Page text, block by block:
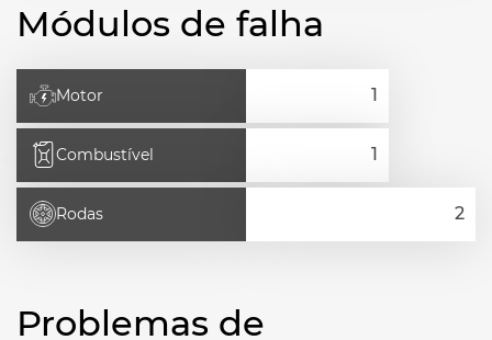
Módulos de falha
Motor
Combustível
Rodas
Problemas de